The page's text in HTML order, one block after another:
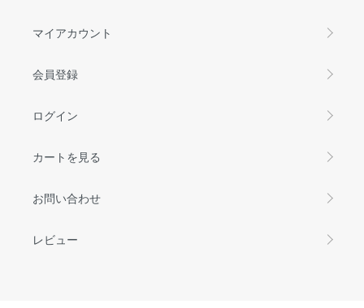
マイアカウント
会員登録
ログイン
カートを見る
お問い合わせ
レビュー